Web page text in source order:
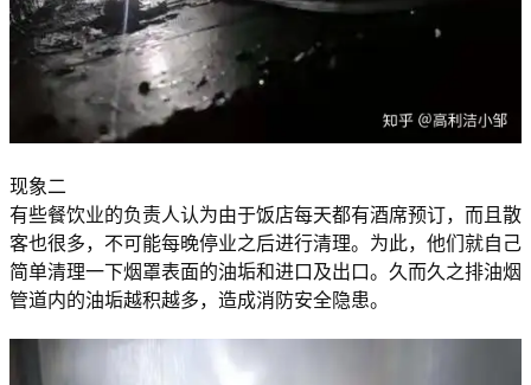
现象二
有些餐饮业的负责人认为由于饭店每天都有酒席预订，而且散
客也很多，不可能每晚停业之后进行清理。为此，他们就自己
简单清理一下烟罩表面的油垢和进口及出口。久而久之排油烟
管道内的油垢越积越多，造成消防安全隐患。